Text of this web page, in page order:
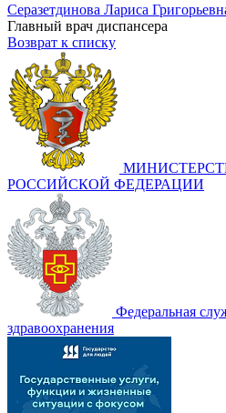
Серазетдинова Лариса
Главный врач диспансера
Возврат к списку
РОССИЙСКОЙ ФЕДЕРАЦИИ
Федеральная
здравоохранения